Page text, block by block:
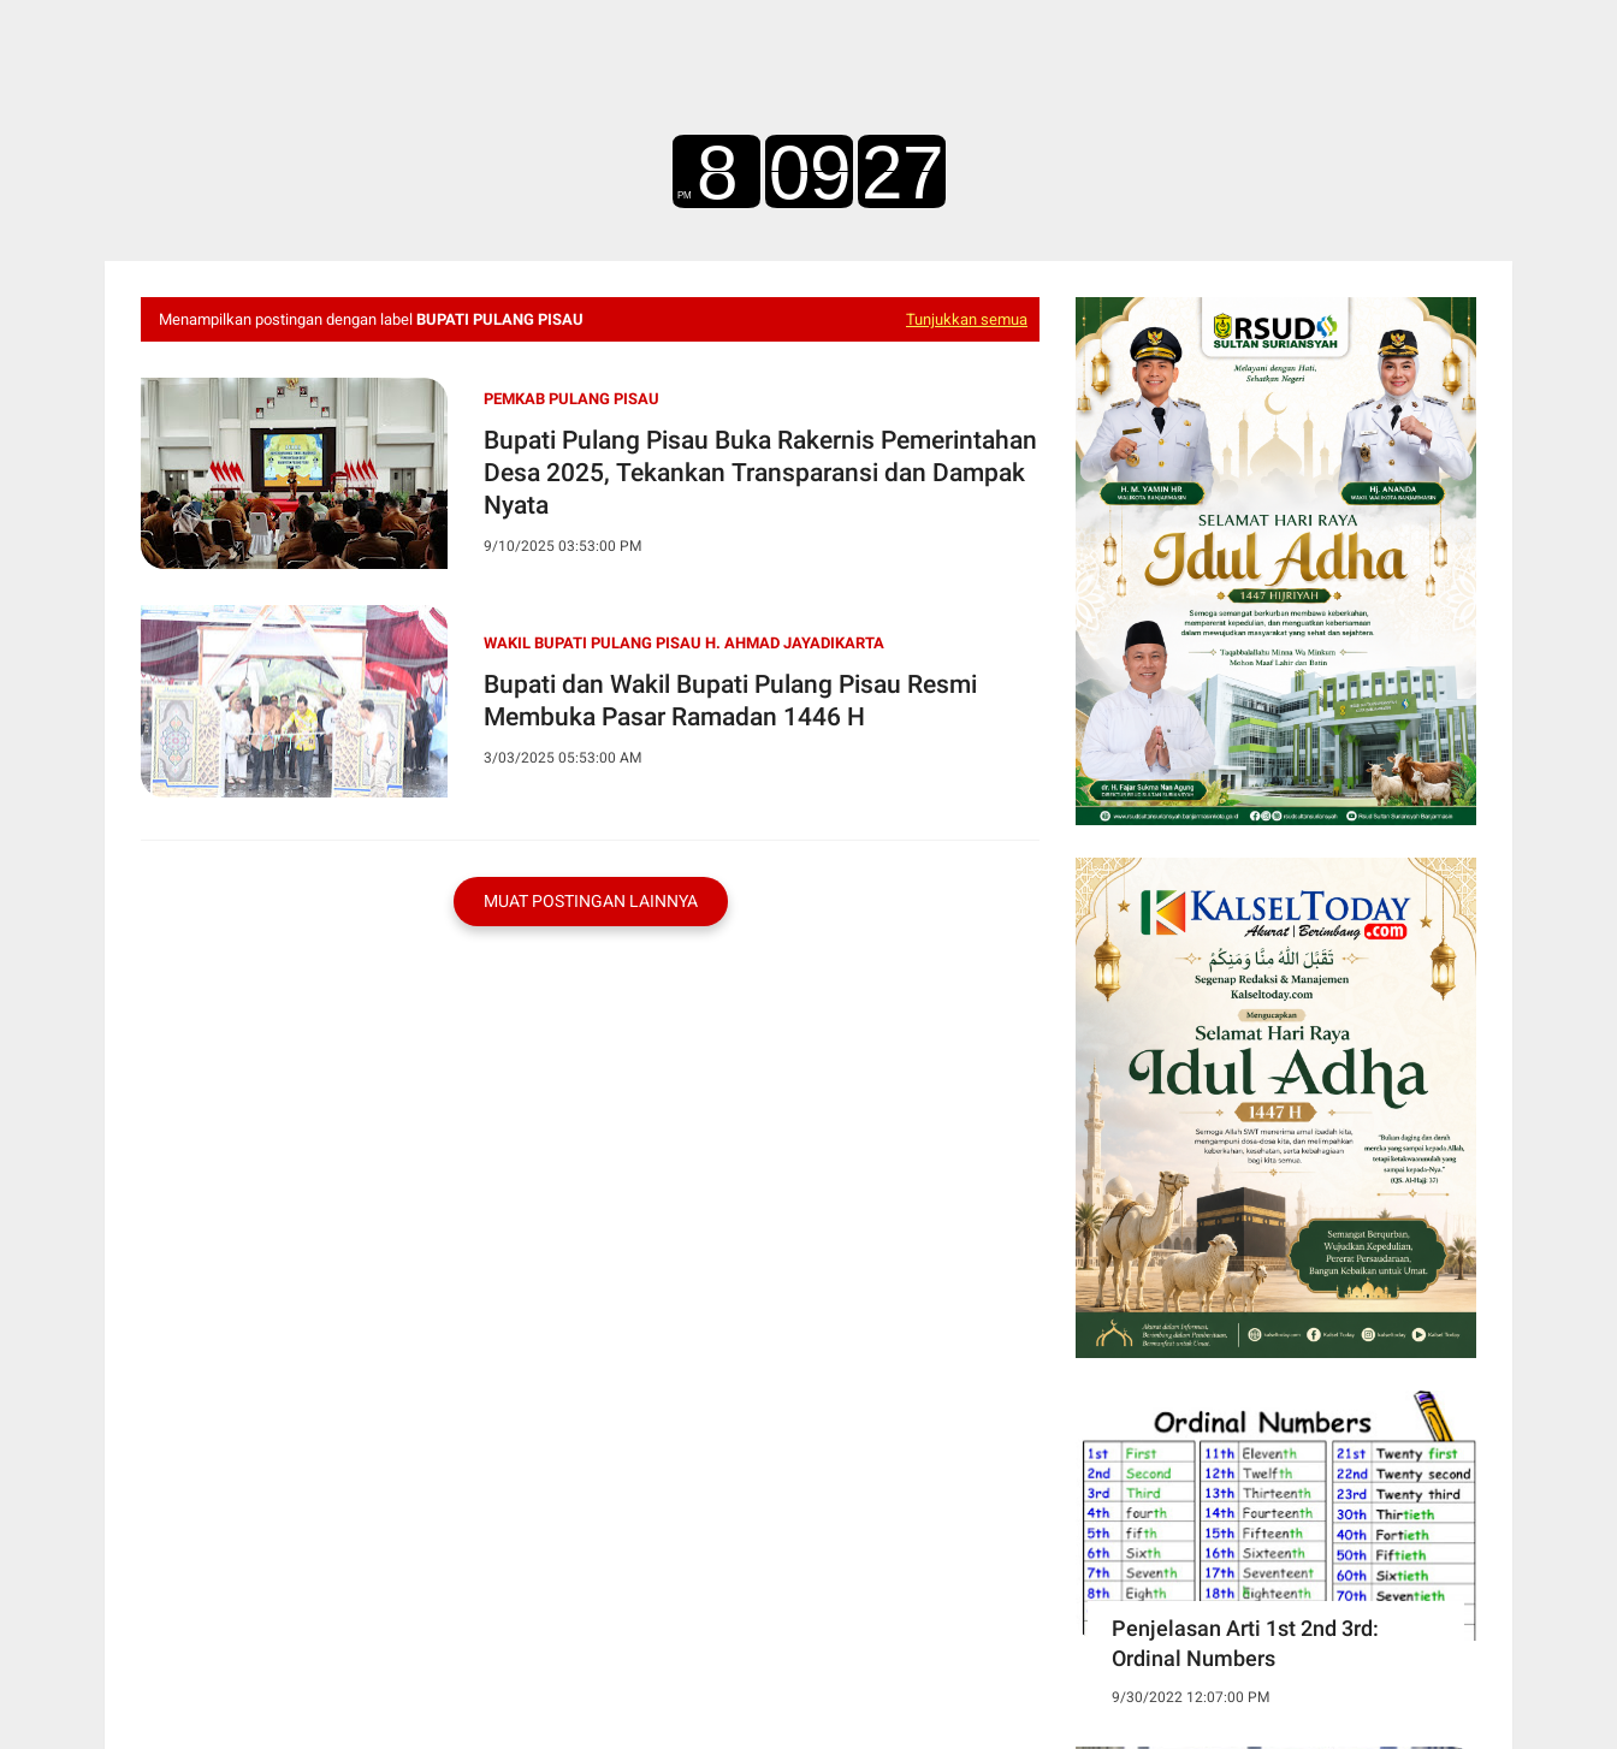
Menampilkan postingan dengan label BUPATI PULANG PISAU Tunjukkan semua
PEMKAB PULANG PISAU
Bupati Pulang Pisau Buka Rakernis Pemerintahan
Desa 2025, Tekankan Transparansi dan Dampak
Nyata
9/10/2025 03:53:00 PM
WAKIL BUPATI PULANG PISAU H. AHMAD JAYADIKARTA
Bupati dan Wakil Bupati Pulang Pisau Resmi
Membuka Pasar Ramadan 1446 H
3/03/2025 05:53:00 AM
MUAT POSTINGAN LAINNYA
Penjelasan Arti 1st 2nd 3rd:
Ordinal Numbers
9/30/2022 12:07:00 PM